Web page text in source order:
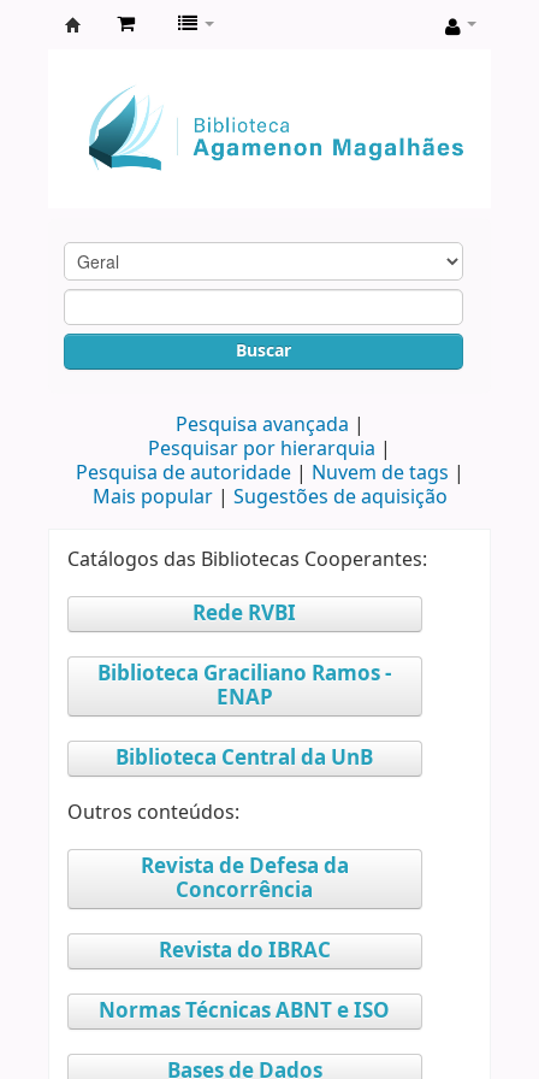
Agamenon
Magalhães
Buscar
Pesquisa avançada
Pesquisar por hierarquia
Pesquisa de autoridade
Nuvem de tags
Mais popular
Sugestões de aquisição
Catálogos das Bibliotecas Cooperantes:
Rede RVBI
Biblioteca Graciliano Ramos -
ENAP
Biblioteca Central da UnB
Outros conteúdos:
Revista de Defesa da
Concorrência
Revista do IBRAC
Normas Técnicas ABNT e ISO
Bases de Dados